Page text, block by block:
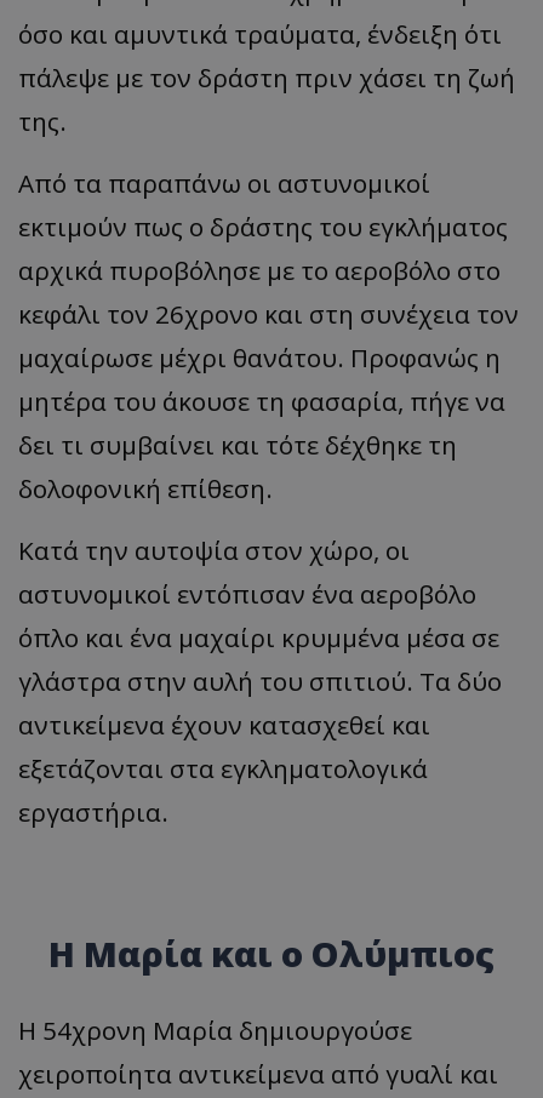
όσο και αμυντικά τραύματα, ένδειξη ότι
πάλεψε με τον δράστη πριν χάσει τη ζωή
της.
Από τα παραπάνω οι αστυνομικοί
εκτιμούν πως ο δράστης του εγκλήματος
αρχικά πυροβόλησε με το αεροβόλο στο
κεφάλι τον 26χρονο και στη συνέχεια τον
μαχαίρωσε μέχρι θανάτου. Προφανώς η
μητέρα του άκουσε τη φασαρία, πήγε να
δει τι συμβαίνει και τότε δέχθηκε τη
δολοφονική επίθεση.
Κατά την αυτοψία στον χώρο, οι
αστυνομικοί εντόπισαν ένα αεροβόλο
όπλο και ένα μαχαίρι κρυμμένα μέσα σε
γλάστρα στην αυλή του σπιτιού. Τα δύο
αντικείμενα έχουν κατασχεθεί και
εξετάζονται στα εγκληματολογικά
εργαστήρια.
Η Μαρία και ο Ολύμπιος
Η 54χρονη Μαρία δημιουργούσε
χειροποίητα αντικείμενα από γυαλί και